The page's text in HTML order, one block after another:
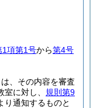
1項第1号から第4号
、その内容を審査
に対し、 規則第9
り通知するものと